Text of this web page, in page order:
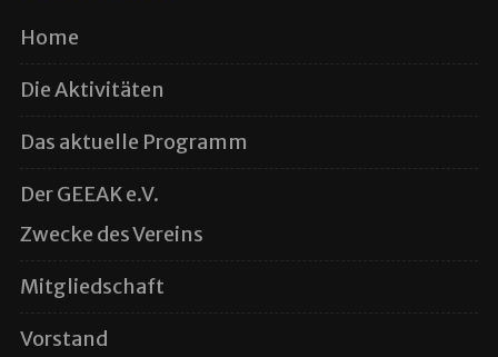
Home
Die Aktivitäten
Das aktuelle Programm
Der GEEAK e.V.
Zwecke des Vereins
Mitgliedschaft
Vorstand